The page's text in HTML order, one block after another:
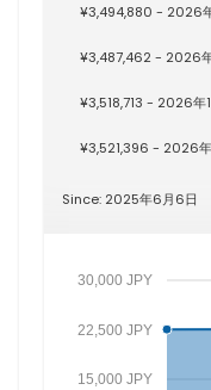
¥3,494,880 - 2026
¥3,487,462 - 2026年
¥3,518,713 - 2026年
¥3,521,396 - 2026年
Since: 2025年6月6日
15,000 JPY
22,500 JPY
30,000 JPY